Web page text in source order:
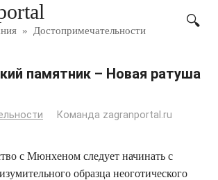
» Достопримечательности
памятник – Новая ратуша
Команда zagranportal.ru
с Мюнхеном следует начинать с
образца неоготического